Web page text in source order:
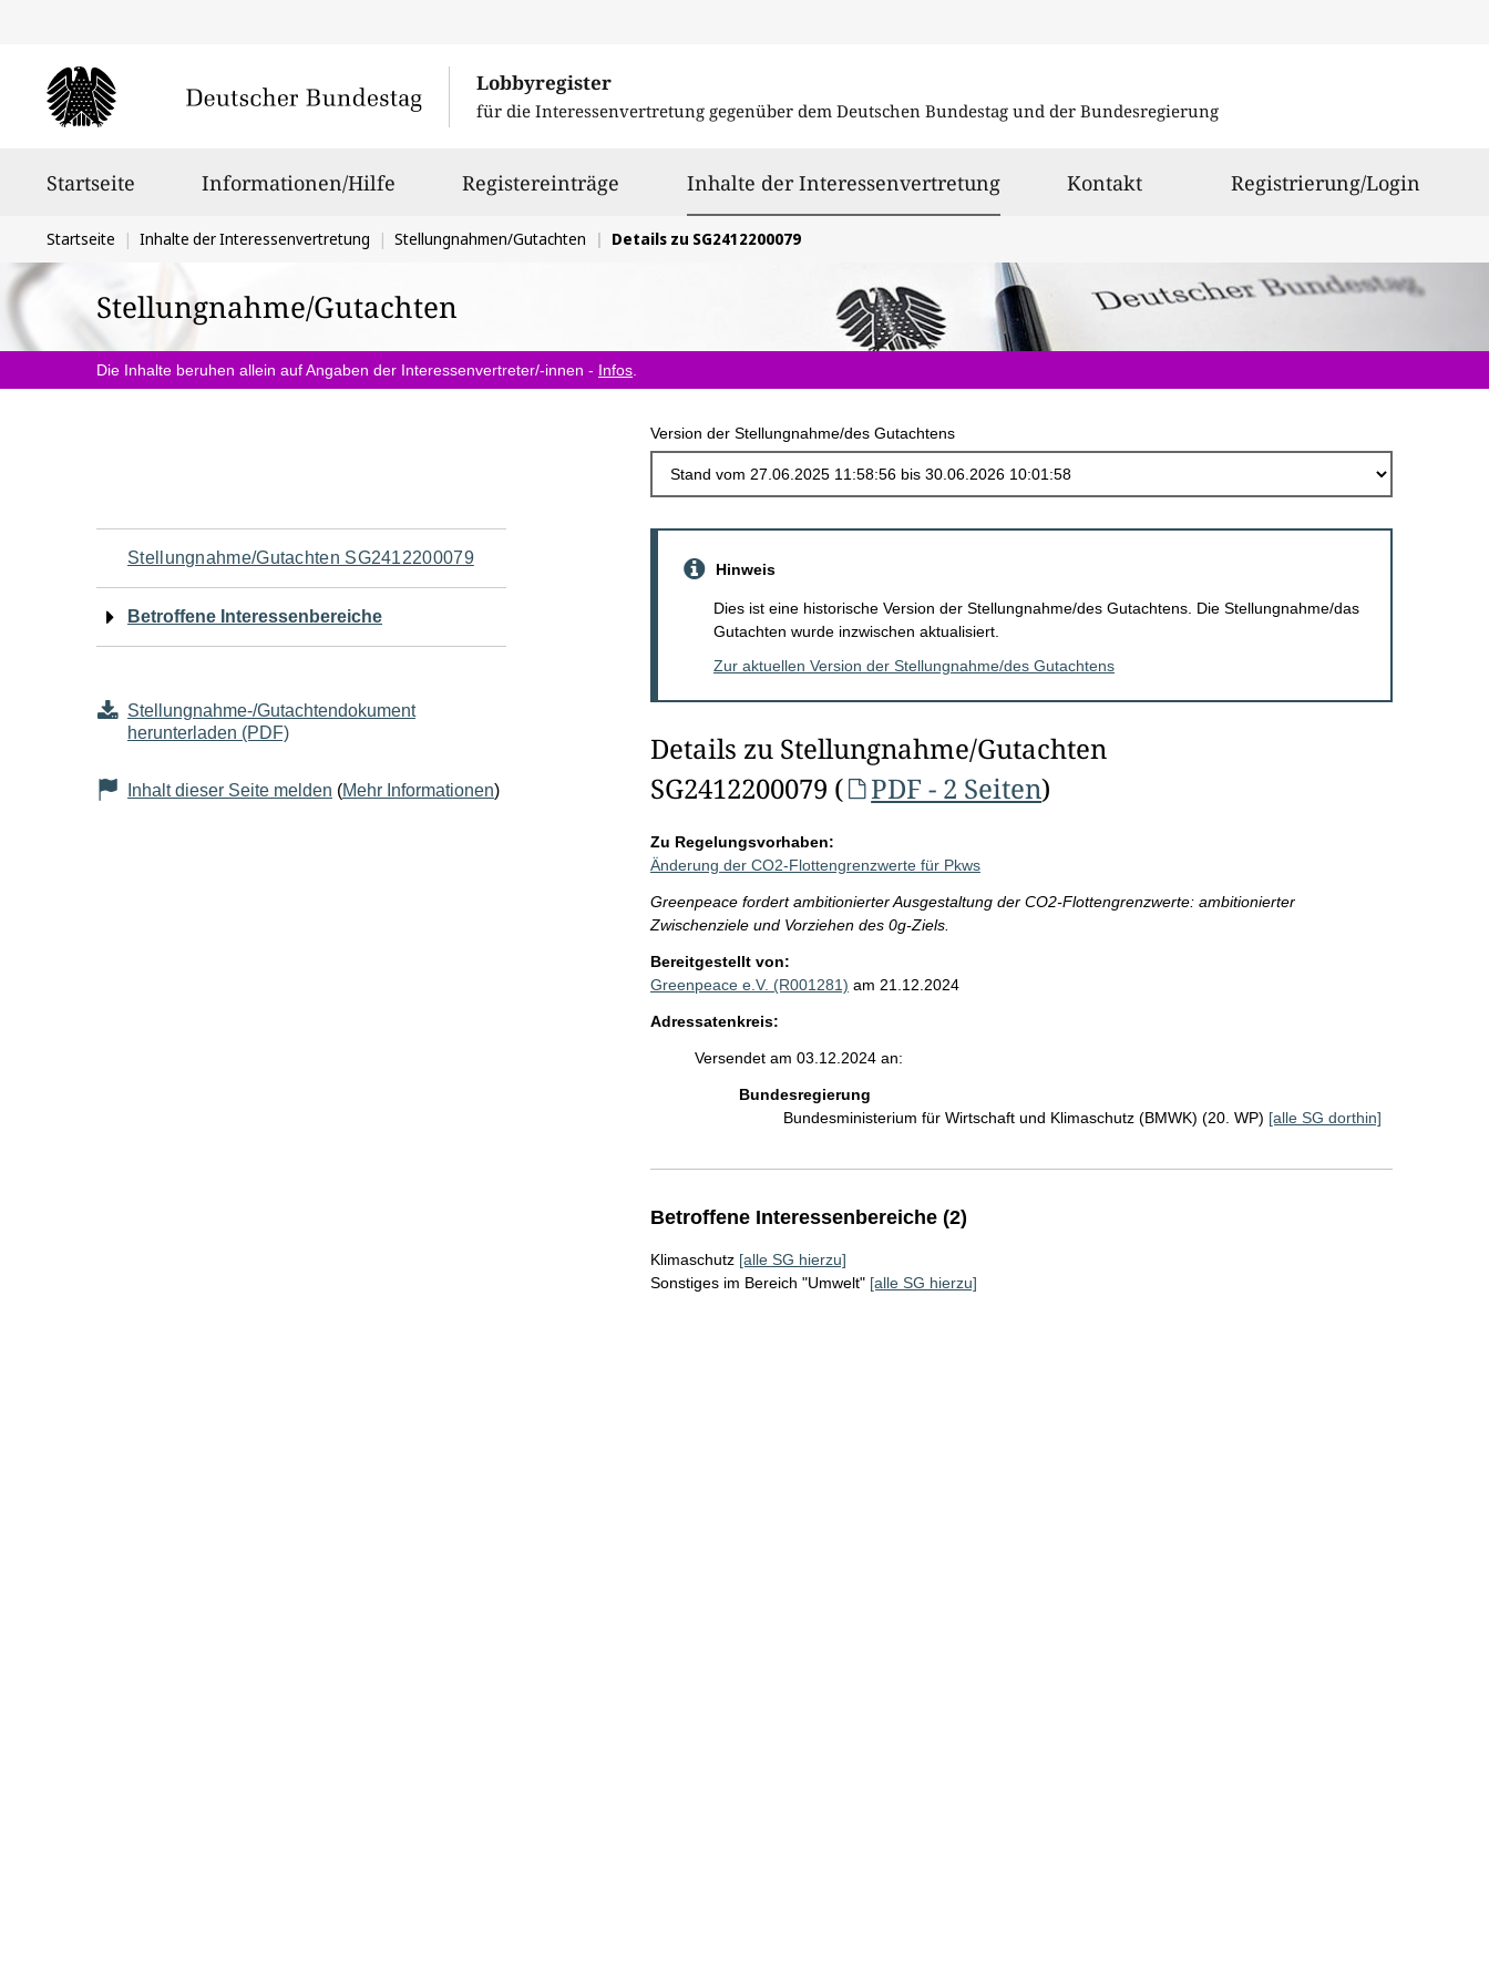
Lobbyregister
für die Interessenvertretung gegenüber dem Deutschen Bundestag und der Bundesregierung
Startseite Informationen/Hilfe Registereinträge Inhalte der Interessenvertretungausgewählt
Kontakt Registrierung/Login
Sie
befinden
sich
hier:
Startseite Inhalte der Interessenvertretung Stellungnahmen/Gutachten Details zu SG2412200079
Stellungnahme/Gutachten
Die Inhalte beruhen allein auf Angaben der Interessenvertreter/-innen - Infos
Version der Stellungnahme/des Gutachtens
Navigation
für
Seiteninhalt
Stellungnahme/Gutachten SG2412200079
Betroffene Interessenbereiche
Stellungnahme-/Gutachtendokument
herunterladen (PDF)
Inhalt dieser Seite melden (Mehr Informationen)
Hinweis
Dies ist eine historische Version der Stellungnahme/des Gutachtens. Die Stellungnahme/das
Gutachten wurde inzwischen aktualisiert.
Zur aktuellen Version der Stellungnahme/des Gutachtens
Details zu Stellungnahme/Gutachten
SG2412200079 (
PDF - 2 Seiten)
Zu Regelungsvorhaben:
Änderung der CO2-Flottengrenzwerte für Pkws
Greenpeace fordert ambitionierter Ausgestaltung der CO2-Flottengrenzwerte: ambitionierter
Zwischenziele und Vorziehen des 0g-Ziels.
Bereitgestellt von:
Greenpeace e.V. (R001281) am 21.12.2024
Adressatenkreis:
Versendet am 03.12.2024 an:
Bundesregierung
Bundesministerium für Wirtschaft und Klimaschutz (BMWK) (20. WP) [alle SG dorthin]
Betroffene Interessenbereiche (2)
Klimaschutz [alle SG hierzu]
Sonstiges im Bereich "Umwelt" [alle SG hierzu]